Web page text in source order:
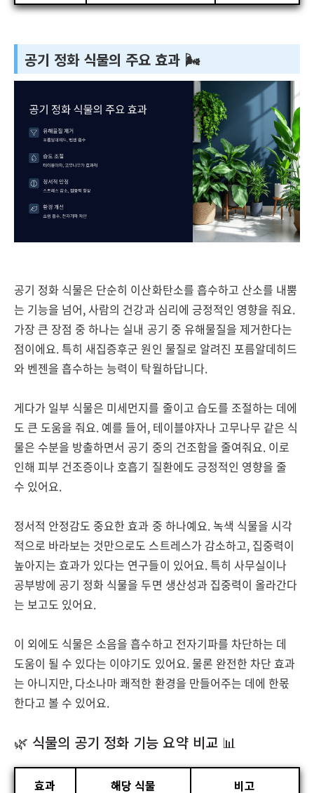
공기 정화 식물의 주요 효과 🌬️
공기 정화 식물은 단순히 이산화탄소를 흡수하고 산소를 내뿜
는 기능을 넘어, 사람의 건강과 심리에 긍정적인 영향을 줘요.
가장 큰 장점 중 하나는 실내 공기 중 유해물질을 제거한다는
점이에요. 특히 새집증후군 원인 물질로 알려진 포름알데히드
와 벤젠을 흡수하는 능력이 탁월하답니다.
게다가 일부 식물은 미세먼지를 줄이고 습도를 조절하는 데에
도 큰 도움을 줘요. 예를 들어, 테이블야자나 고무나무 같은 식
물은 수분을 방출하면서 공기 중의 건조함을 줄여줘요. 이로
인해 피부 건조증이나 호흡기 질환에도 긍정적인 영향을 줄
수 있어요.
정서적 안정감도 중요한 효과 중 하나예요. 녹색 식물을 시각
적으로 바라보는 것만으로도 스트레스가 감소하고, 집중력이
높아지는 효과가 있다는 연구들이 있어요. 특히 사무실이나
공부방에 공기 정화 식물을 두면 생산성과 집중력이 올라간다
는 보고도 있어요.
이 외에도 식물은 소음을 흡수하고 전자기파를 차단하는 데
도움이 될 수 있다는 이야기도 있어요. 물론 완전한 차단 효과
는 아니지만, 다소나마 쾌적한 환경을 만들어주는 데에 한몫
한다고 볼 수 있어요.
🌿 식물의 공기 정화 기능 요약 비교 📊
효과 해당 식물 비고